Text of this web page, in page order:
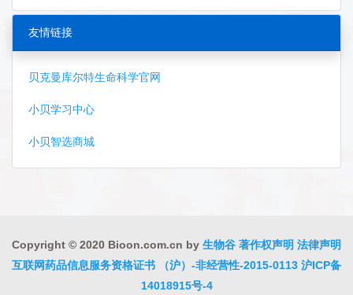
友情链接
贝克曼库尔特生命科学官网
小贝学习中心
小贝智选商城
Copyright © 2020 Bioon.com.cn by 生物谷 著作权声明 法律声明
互联网药品信息服务资格证书 （沪）-非经营性-2015-0113 沪ICP备
14018915号-4